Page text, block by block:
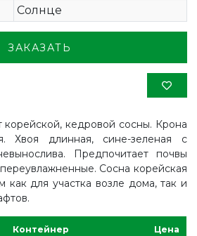
Солнце
ЗАКАЗАТЬ
корейской, кедровой сосны. Крона
Хвоя длинная, сине-зеленая с
Предпочитает почвы
Сосна корейская
как для участка возле дома, так и
Контейнер Цена